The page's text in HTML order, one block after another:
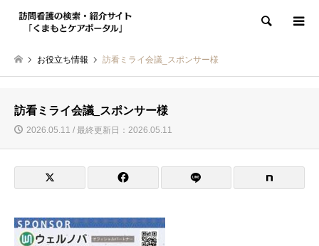
検索
お役立ち情報 訪看ミライ会議_スポンサー様
訪看ミライ会議_スポンサー様
2026.05.11 / 最終更新日：2026.05.11